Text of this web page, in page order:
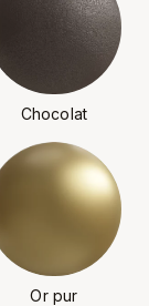
Chocolat
Or pur